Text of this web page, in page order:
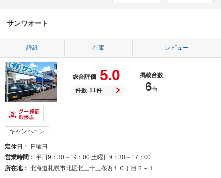
サンワオート
詳細 在庫 レビュー
総合評価 5.0
件数 11件
掲載台数
6台
キャンペーン
定休日
日曜日
営業時間
平日9：30～19：00 土曜日9：30～17：00
所在地
北海道札幌市北区北三十三条西１０丁目２－１